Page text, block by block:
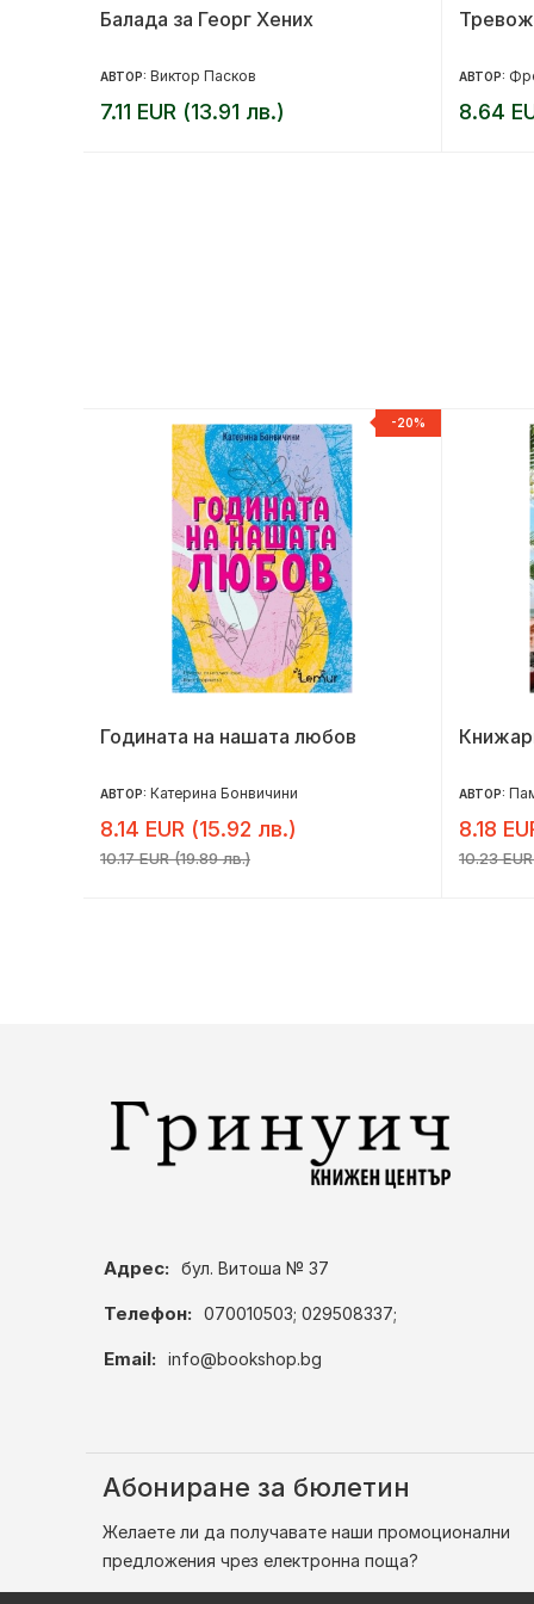
Балада за Георг Хених
АВТОР: Виктор Пасков
7.11 EUR (13.91 лв.)
АВТОР:
8.64
-20%
Годината на нашата любов
АВТОР: Катерина Бонвичини
8.14 EUR (15.92 лв.)
10.17 EUR (19.89 лв.)
АВТОР:
8.18
10.23
Адрес: бул. Витоша № 37
Телефон: 070010503; 029508337;
Email: info@bookshop.bg
Абониране за бюлетин
Желаете ли да получавате наши промоционални
предложения чрез електронна поща?